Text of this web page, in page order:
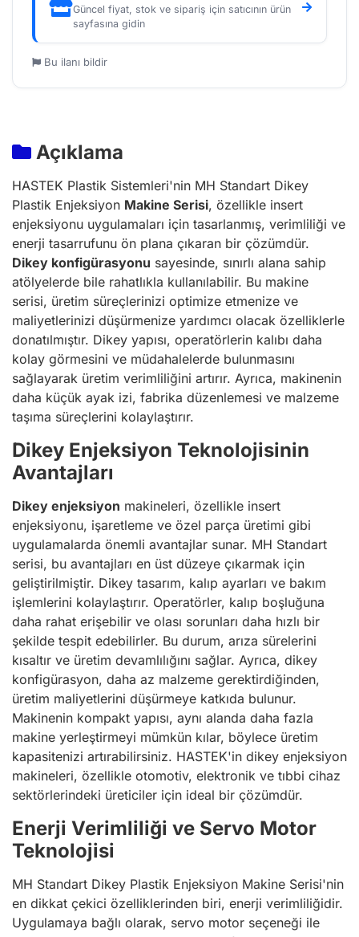
Güncel fiyat, stok ve sipariş için satıcının ürün
sayfasına gidin
Bu ilanı bildir
Açıklama
HASTEK Plastik Sistemleri'nin MH Standart Dikey
Plastik Enjeksiyon Makine Serisi, özellikle insert
enjeksiyonu uygulamaları için tasarlanmış, verimliliği ve
enerji tasarrufunu ön plana çıkaran bir çözümdür.
Dikey konfigürasyonu sayesinde, sınırlı alana sahip
atölyelerde bile rahatlıkla kullanılabilir. Bu makine
serisi, üretim süreçlerinizi optimize etmenize ve
maliyetlerinizi düşürmenize yardımcı olacak özelliklerle
donatılmıştır. Dikey yapısı, operatörlerin kalıbı daha
kolay görmesini ve müdahalelerde bulunmasını
sağlayarak üretim verimliliğini artırır. Ayrıca, makinenin
daha küçük ayak izi, fabrika düzenlemesi ve malzeme
taşıma süreçlerini kolaylaştırır.
Dikey Enjeksiyon Teknolojisinin
Avantajları
Dikey enjeksiyon makineleri, özellikle insert
enjeksiyonu, işaretleme ve özel parça üretimi gibi
uygulamalarda önemli avantajlar sunar. MH Standart
serisi, bu avantajları en üst düzeye çıkarmak için
geliştirilmiştir. Dikey tasarım, kalıp ayarları ve bakım
işlemlerini kolaylaştırır. Operatörler, kalıp boşluğuna
daha rahat erişebilir ve olası sorunları daha hızlı bir
şekilde tespit edebilirler. Bu durum, arıza sürelerini
kısaltır ve üretim devamlılığını sağlar. Ayrıca, dikey
konfigürasyon, daha az malzeme gerektirdiğinden,
üretim maliyetlerini düşürmeye katkıda bulunur.
Makinenin kompakt yapısı, aynı alanda daha fazla
makine yerleştirmeyi mümkün kılar, böylece üretim
kapasitenizi artırabilirsiniz. HASTEK'in dikey enjeksiyon
makineleri, özellikle otomotiv, elektronik ve tıbbi cihaz
sektörlerindeki üreticiler için ideal bir çözümdür.
Enerji Verimliliği ve Servo Motor
Teknolojisi
MH Standart Dikey Plastik Enjeksiyon Makine Serisi'nin
en dikkat çekici özelliklerinden biri, enerji verimliliğidir.
Uygulamaya bağlı olarak, servo motor seçeneği ile